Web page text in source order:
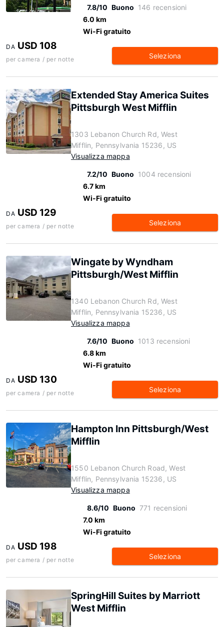
7.8/10 Buono 146 recensioni
6.0 km
Wi-Fi gratuito
DA USD 108
per camera / per notte Seleziona
Extended Stay America Suites
Pittsburgh West Mifflin
1303 Lebanon Church Rd, West
Mifflin, Pennsylvania 15236, US
Visualizza mappa
7.2/10 Buono 1004 recensioni
6.7 km
Wi-Fi gratuito
DA USD 129
per camera / per notte Seleziona
Wingate by Wyndham
Pittsburgh/West Mifflin
1340 Lebanon Church Rd, West
Mifflin, Pennsylvania 15236, US
Visualizza mappa
7.6/10 Buono 1013 recensioni
6.8 km
Wi-Fi gratuito
DA USD 130
per camera / per notte Seleziona
Hampton Inn Pittsburgh/West
Mifflin
1550 Lebanon Church Road, West
Mifflin, Pennsylvania 15236, US
Visualizza mappa
8.6/10 Buono 771 recensioni
7.0 km
Wi-Fi gratuito
DA USD 198
per camera / per notte Seleziona
SpringHill Suites by Marriott
West Mifflin